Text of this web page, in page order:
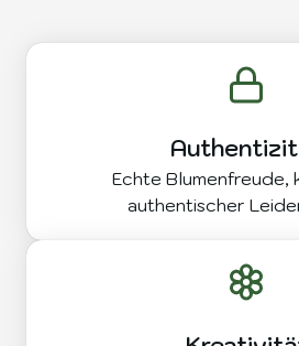
Echte Blumenfreude,
authentischer